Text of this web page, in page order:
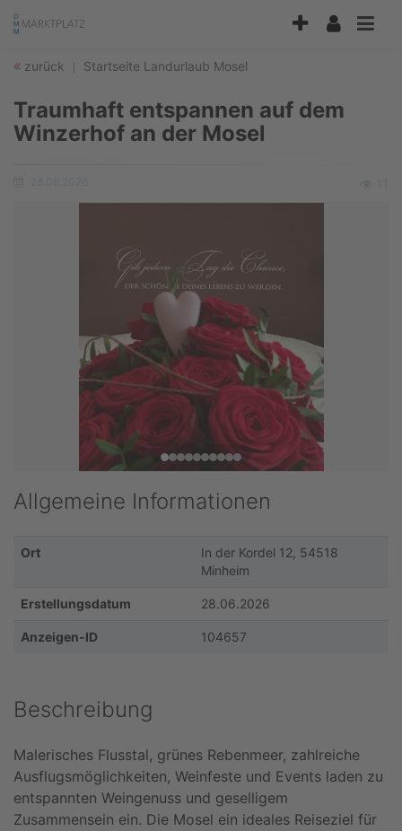
Modus
zur
zum
Inhalt
zurück Startseite Landurlaub Mosel
Traumhaft entspannen auf dem
Winzerhof an der Mosel
Allgemeine Informationen
Ort
In der Kordel 12, 54518
Minheim
Erstellungsdatum 28.06.2026
Anzeigen-ID 104657
Beschreibung
Malerisches Flusstal, grünes Rebenmeer, zahlreiche
Ausflugsmöglichkeiten, Weinfeste und Events laden zu
entspannten Weingenuss und geselligem
Zusammensein ein. Die Mosel ein ideales Reiseziel für